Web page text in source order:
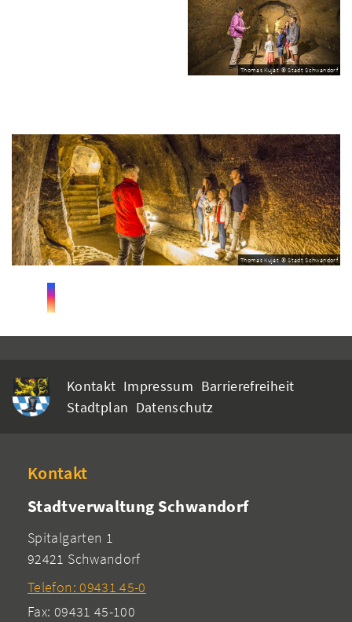
Thomas Kujat © Stadt Schwandorf
Thomas Kujat © Stadt Schwandorf
Kontakt Impressum Barrierefreiheit
Stadtplan Datenschutz
Kontakt
Stadtverwaltung Schwandorf
Spitalgarten 1
92421 Schwandorf
Telefon: 09431 45-0
Fax: 09431 45-100